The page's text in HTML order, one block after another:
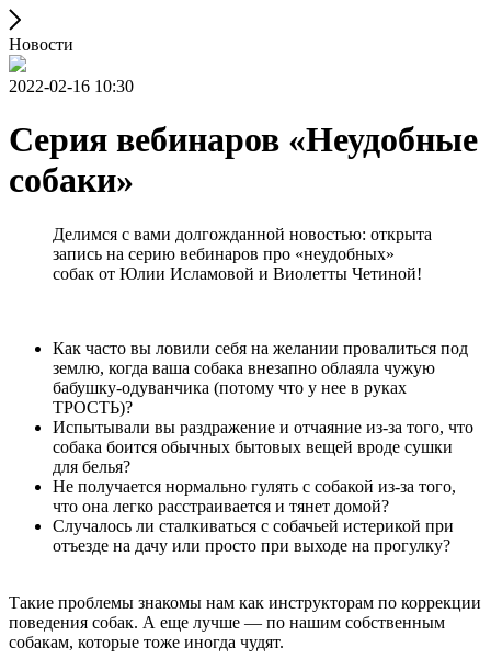
Новости
2022-02-16 10:30
Серия вебинаров «Неудобные
собаки»
Делимся с вами долгожданной новостью: открыта
запись на серию вебинаров про «неудобных»
собак от Юлии Исламовой и Виолетты Четиной!
Как часто вы ловили себя на желании провалиться под
землю, когда ваша собака внезапно облаяла чужую
бабушку-одуванчика (потому что у нее в руках
ТРОСТЬ)?
Испытывали вы раздражение и отчаяние из-за того, что
собака боится обычных бытовых вещей вроде сушки
для белья?
Не получается нормально гулять с собакой из-за того,
что она легко расстраивается и тянет домой?
Случалось ли сталкиваться с собачьей истерикой при
отъезде на дачу или просто при выходе на прогулку?
Такие проблемы знакомы нам как инструкторам по коррекции
поведения собак. А еще лучше — по нашим собственным
собакам, которые тоже иногда чудят.